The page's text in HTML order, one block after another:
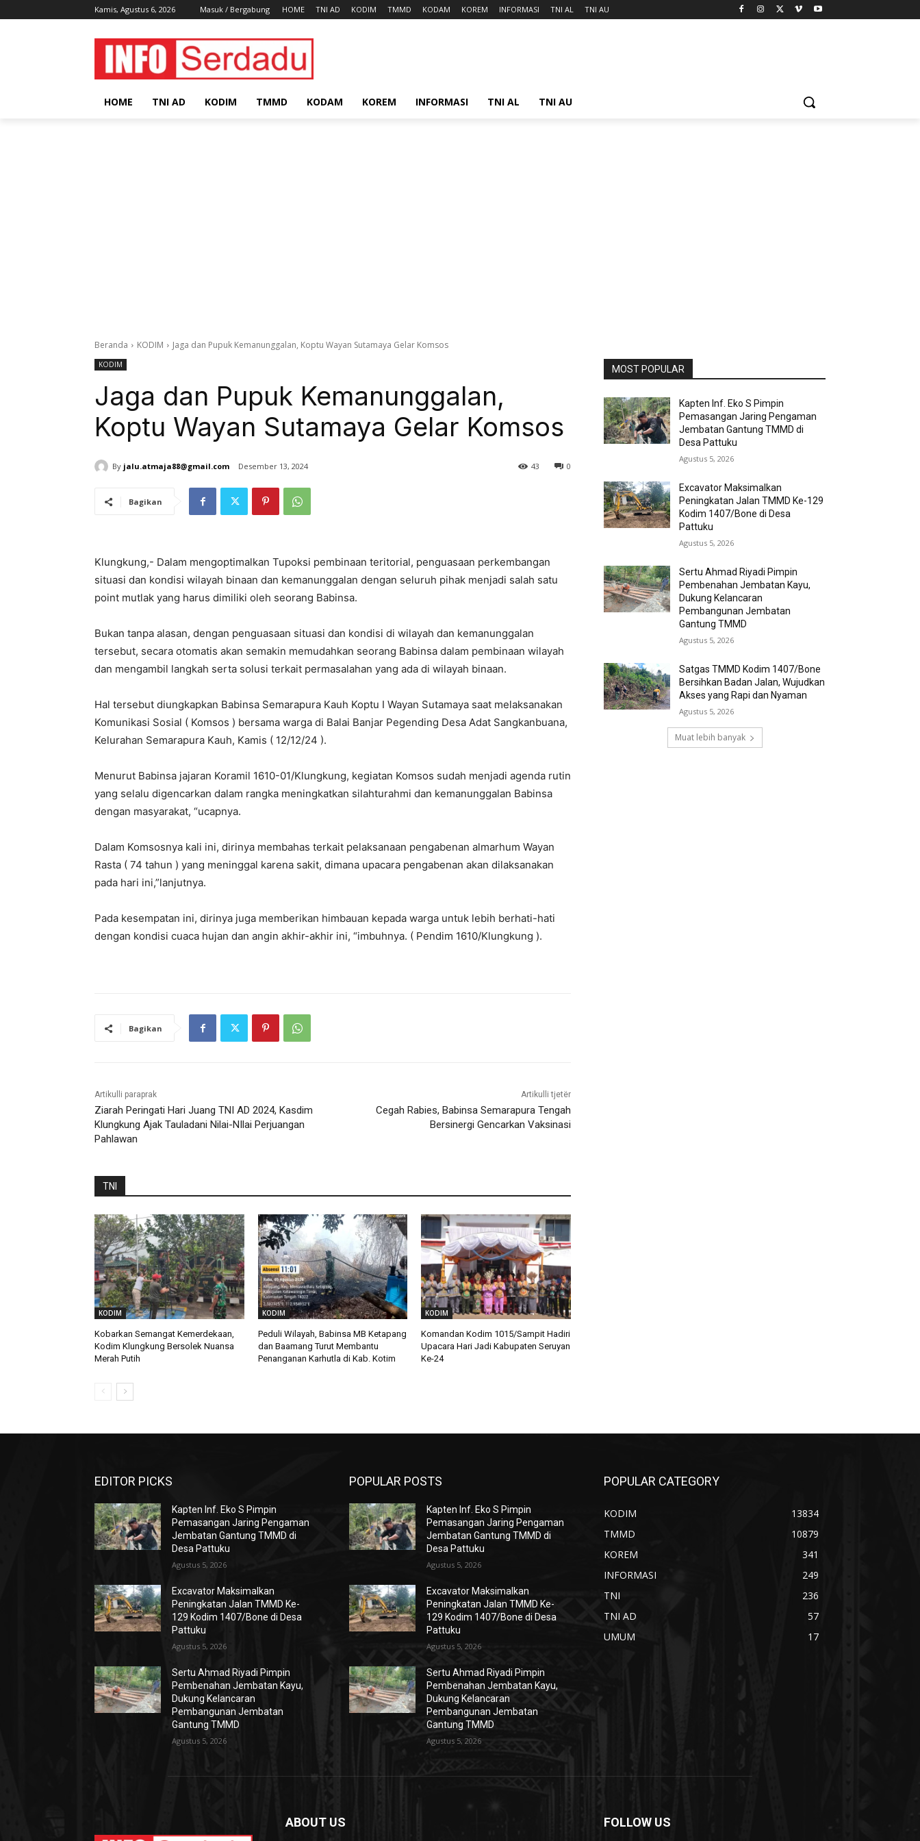
Kamis, Agustus 6, 2026 Masuk / Bergabung HOME TNI AD KODIM TMMD KODAM KOREM INFORMASI TNI AL TNI AU
HOME TNI AD KODIM TMMD KODAM KOREM INFORMASI TNI AL TNI AU
Beranda KODIM Jaga dan Pupuk Kemanunggalan, Koptu Wayan Sutamaya Gelar Komsos
KODIM
Jaga dan Pupuk Kemanunggalan,
Koptu Wayan Sutamaya Gelar Komsos
By jalu.atmaja88@gmail.com Desember 13, 2024 0
43
Bagikan
Klungkung,- Dalam mengoptimalkan Tupoksi pembinaan teritorial, penguasaan perkembangan
situasi dan kondisi wilayah binaan dan kemanunggalan dengan seluruh pihak menjadi salah satu
point mutlak yang harus dimiliki oleh seorang Babinsa.
Bukan tanpa alasan, dengan penguasaan situasi dan kondisi di wilayah dan kemanunggalan
tersebut, secara otomatis akan semakin memudahkan seorang Babinsa dalam pembinaan wilayah
dan mengambil langkah serta solusi terkait permasalahan yang ada di wilayah binaan.
Hal tersebut diungkapkan Babinsa Semarapura Kauh Koptu I Wayan Sutamaya saat melaksanakan
Komunikasi Sosial ( Komsos ) bersama warga di Balai Banjar Pegending Desa Adat Sangkanbuana,
Kelurahan Semarapura Kauh, Kamis ( 12/12/24 ).
Menurut Babinsa jajaran Koramil 1610-01/Klungkung, kegiatan Komsos sudah menjadi agenda rutin
yang selalu digencarkan dalam rangka meningkatkan silahturahmi dan kemanunggalan Babinsa
dengan masyarakat, “ucapnya.
Dalam Komsosnya kali ini, dirinya membahas terkait pelaksanaan pengabenan almarhum Wayan
Rasta ( 74 tahun ) yang meninggal karena sakit, dimana upacara pengabenan akan dilaksanakan
pada hari ini,”lanjutnya.
Pada kesempatan ini, dirinya juga memberikan himbauan kepada warga untuk lebih berhati-hati
dengan kondisi cuaca hujan dan angin akhir-akhir ini, “imbuhnya. ( Pendim 1610/Klungkung ).
Bagikan
Artikulli paraprak
Ziarah Peringati Hari Juang TNI AD 2024, Kasdim
Klungkung Ajak Tauladani Nilai-NIlai Perjuangan
Pahlawan
Artikulli tjetër
Cegah Rabies, Babinsa Semarapura Tengah
Bersinergi Gencarkan Vaksinasi
TNI
KODIM
Kobarkan Semangat Kemerdekaan,
Kodim Klungkung Bersolek Nuansa
Merah Putih
KODIM
Peduli Wilayah, Babinsa MB Ketapang
dan Baamang Turut Membantu
Penanganan Karhutla di Kab. Kotim
KODIM
Komandan Kodim 1015/Sampit Hadiri
Upacara Hari Jadi Kabupaten Seruyan
Ke-24
MOST POPULAR
Kapten Inf. Eko S Pimpin
Pemasangan Jaring Pengaman
Jembatan Gantung TMMD di
Desa Pattuku
Agustus 5, 2026
Excavator Maksimalkan
Peningkatan Jalan TMMD Ke-129
Kodim 1407/Bone di Desa
Pattuku
Agustus 5, 2026
Sertu Ahmad Riyadi Pimpin
Pembenahan Jembatan Kayu,
Dukung Kelancaran
Pembangunan Jembatan
Gantung TMMD
Agustus 5, 2026
Satgas TMMD Kodim 1407/Bone
Bersihkan Badan Jalan, Wujudkan
Akses yang Rapi dan Nyaman
Agustus 5, 2026
Muat lebih banyak
EDITOR PICKS
Kapten Inf. Eko S Pimpin
Pemasangan Jaring Pengaman
Jembatan Gantung TMMD di
Desa Pattuku
Agustus 5, 2026
Excavator Maksimalkan
Peningkatan Jalan TMMD Ke-
129 Kodim 1407/Bone di Desa
Pattuku
Agustus 5, 2026
Sertu Ahmad Riyadi Pimpin
Pembenahan Jembatan Kayu,
Dukung Kelancaran
Pembangunan Jembatan
Gantung TMMD
Agustus 5, 2026
POPULAR POSTS
Kapten Inf. Eko S Pimpin
Pemasangan Jaring Pengaman
Jembatan Gantung TMMD di
Desa Pattuku
Agustus 5, 2026
Excavator Maksimalkan
Peningkatan Jalan TMMD Ke-
129 Kodim 1407/Bone di Desa
Pattuku
Agustus 5, 2026
Sertu Ahmad Riyadi Pimpin
Pembenahan Jembatan Kayu,
Dukung Kelancaran
Pembangunan Jembatan
Gantung TMMD
Agustus 5, 2026
POPULAR CATEGORY
KODIM
13834
TMMD
10879
KOREM
341
INFORMASI
249
TNI
236
TNI AD
57
UMUM
17
ABOUT US FOLLOW US